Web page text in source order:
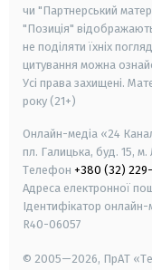
чи "Партнерський
"Позиція"
не поділяти їхніх
цитування можна
Усі права захищені.
року (21+)
Онлайн-медіа «24
пл. Галицька, буд. 15, м.
Телефон +380 (32)
Адреса електронної
Ідентифікатор онлайн-
R40-06057
© 2005—2026, ПрАТ